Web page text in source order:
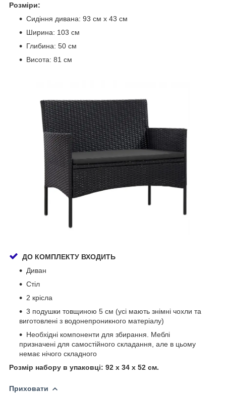
Розміри:
Сидіння дивана: 93 см x 43 см
Ширина: 103 см
Глибина: 50 см
Висота: 81 см
ДО КОМПЛЕКТУ ВХОДИТЬ
Диван
Стіл
2 крісла
3 подушки товщиною 5 см (усі мають знімні чохли та
виготовлені з водонепроникного матеріалу)
Необхідні компоненти для збирання. Меблі
призначені для самостійного складання, але в цьому
немає нічого складного
Розмір набору в упаковці: 92 x 34 x 52 см.
Приховати